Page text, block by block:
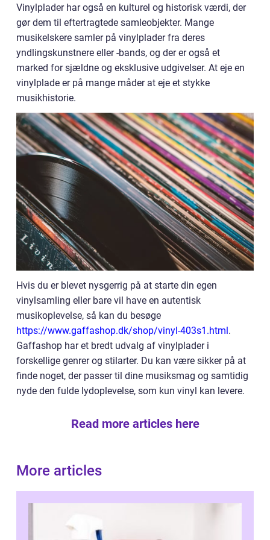
Vinylplader har også en kulturel og historisk værdi, der
gør dem til eftertragtede samleobjekter. Mange
musikelskere samler på vinylplader fra deres
yndlingskunstnere eller -bands, og der er også et
marked for sjældne og eksklusive udgivelser. At eje en
vinylplade er på mange måder at eje et stykke
musikhistorie.
Hvis du er blevet nysgerrig på at starte din egen
vinylsamling eller bare vil have en autentisk
musikoplevelse, så kan du besøge
https://www.gaffashop.dk/shop/vinyl-403s1.html .
Gaffashop har et bredt udvalg af vinylplader i
forskellige genrer og stilarter. Du kan være sikker på at
finde noget, der passer til dine musiksmag og samtidig
nyde den fulde lydoplevelse, som kun vinyl kan levere.
Read more articles here
More articles